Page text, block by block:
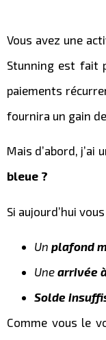
Vous avez une
Stunning est fait
paiements
fournira un gain
Mais d’abord, j’ai
bleue ?
Si aujourd’hui
Un plafond
Une arrivée
Solde
Comme vous le